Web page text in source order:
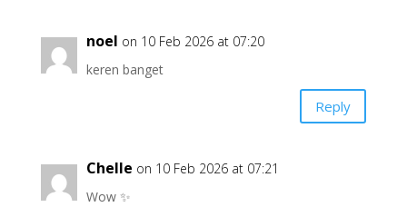
noel on 10 Feb 2026 at 07:20
keren banget
Reply
Chelle on 10 Feb 2026 at 07:21
Wow ✨